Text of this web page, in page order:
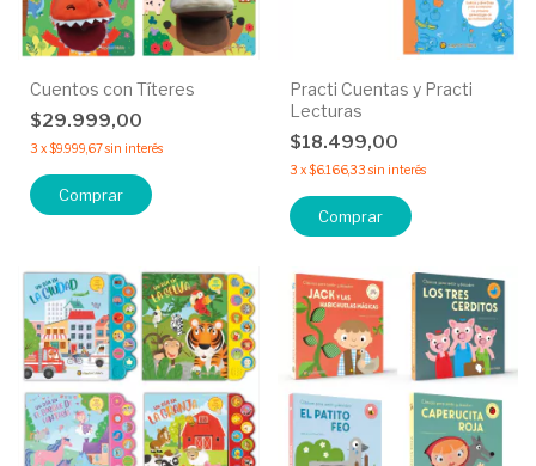
Cuentos con Títeres
$29.999,00
3 x$9.999,67sin interés
Comprar
Practi Cuentas y Practi
Lecturas
$18.499,00
3 x$6.166,33 sin interés
Comprar